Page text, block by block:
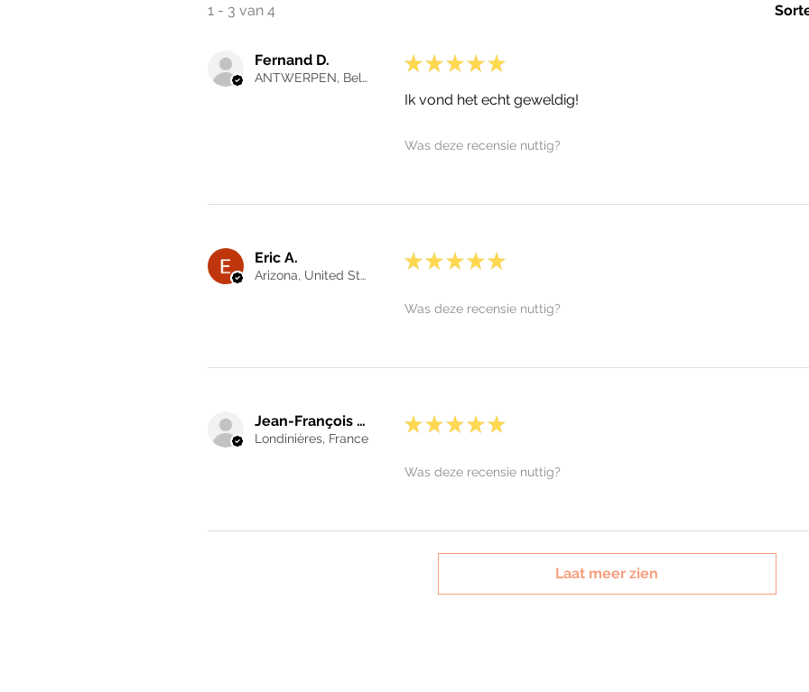
1 - 3 van 4
Fernand D.
ANTWERPEN, Belgium
★ ★ ★ ★ ★
Ik vond het echt geweldig!
Was deze recensie nuttig?
Eric A.
Arizona, United States
★ ★ ★ ★ ★
Was deze recensie nuttig?
Jean-François G.
Londinières, France
★ ★ ★ ★ ★
Was deze recensie nuttig?
Laat meer zien